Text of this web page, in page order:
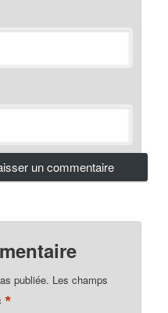
publiée. Les champs
*